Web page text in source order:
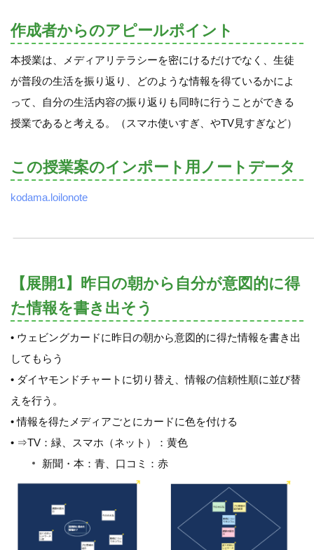
作成者からのアピールポイント
本授業は、メディアリテラシーを密にけるだけでなく、生徒
が普段の生活を振り返り、どのような情報を得ているかによ
って、自分の生活内容の振り返りも同時に行うことができる
授業であると考える。（スマホ使いすぎ、やTV見すぎなど）
この授業案のインポート用ノートデータ
kodama.loilonote
【展開1】昨日の朝から自分が意図的に得
た情報を書き出そう
• ウェビングカードに昨日の朝から意図的に得た情報を書き出
してもらう
• ダイヤモンドチャートに切り替え、情報の信頼性順に並び替
えを行う。
• 情報を得たメディアごとにカードに色を付ける
• ⇒TV：緑、スマホ（ネット）：黄色
新聞・本：青、口コミ：赤